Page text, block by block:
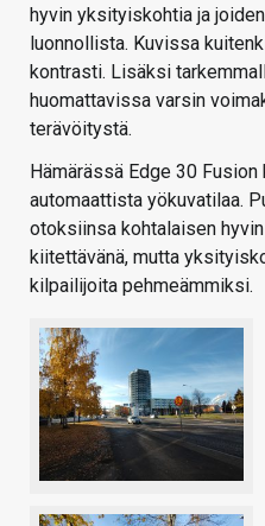
hyvin yksityiskohtia ja
luonnollista. Kuvissa
kontrasti. Lisäksi
huomattavissa varsin
terävöitystä.
Hämärässä Edge 30
automaattista yökuvatilaa.
otoksiinsa kohtalaisen
kiitettävänä, mutta
kilpailijoita pehmeämmiksi.